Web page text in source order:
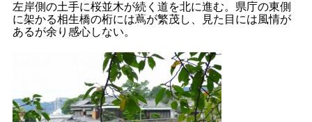
左岸側の土手に桜並木が続く道を北に進む。県庁の東側
に架かる相生橋の桁には蔦が繁茂し、見た目には風情が
あるが余り感心しない。